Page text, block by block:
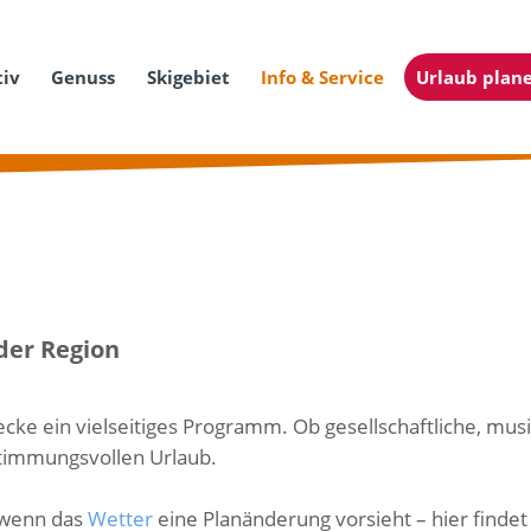
Genuss Skigebiet Info & Service Urlaub
Region
ein vielseitiges Programm. Ob gesellschaftliche,
Urlaub.
dasWetter eine Planänderung vorsieht – hier